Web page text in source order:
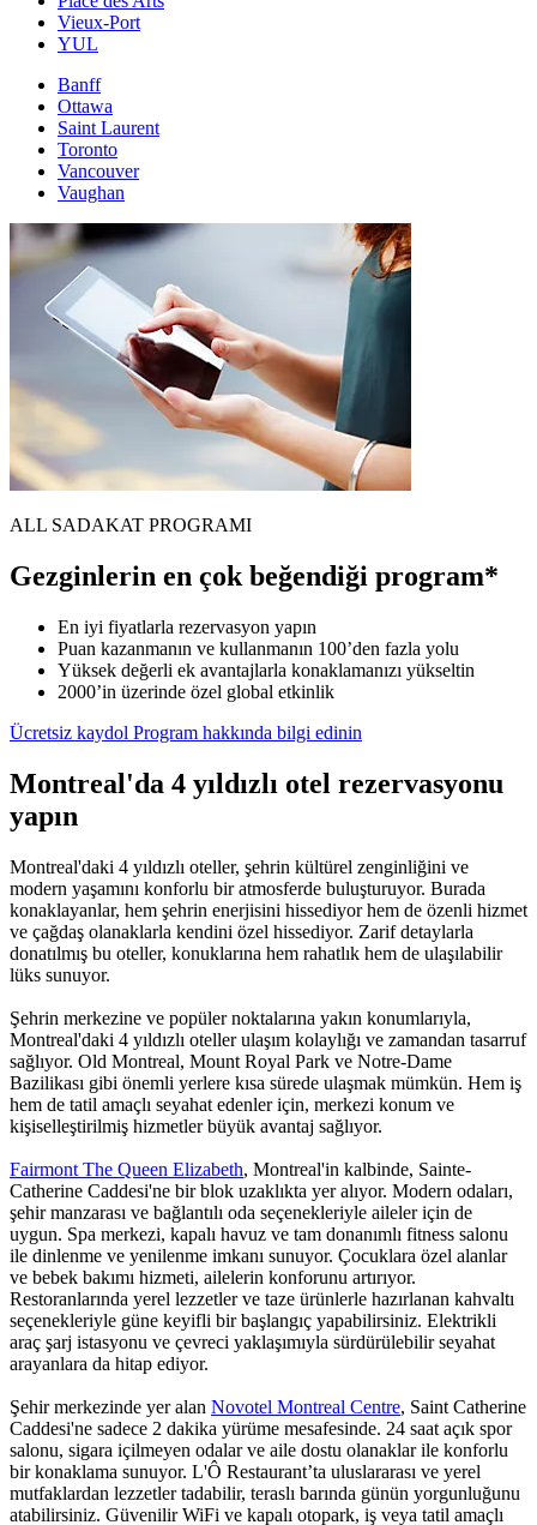
Vieux-Port
YUL
Banff
Ottawa
Saint Laurent
Toronto
Vancouver
Vaughan
ALL SADAKAT PROGRAMI
Gezginlerin en çok beğendiği program*
En iyi fiyatlarla rezervasyon yapın
Puan kazanmanın ve kullanmanın 100’den fazla yolu
Yüksek değerli ek avantajlarla konaklamanızı yükseltin
2000’in üzerinde özel global etkinlik
Ücretsiz kaydol Program hakkında bilgi edinin
Montreal'da 4 yıldızlı otel rezervasyonu
yapın
Montreal'daki 4 yıldızlı oteller, şehrin kültürel zenginliğini ve
modern yaşamını konforlu bir atmosferde buluşturuyor. Burada
konaklayanlar, hem şehrin enerjisini hissediyor hem de özenli hizmet
ve çağdaş olanaklarla kendini özel hissediyor. Zarif detaylarla
donatılmış bu oteller, konuklarına hem rahatlık hem de ulaşılabilir
lüks sunuyor.
Şehrin merkezine ve popüler noktalarına yakın konumlarıyla,
Montreal'daki 4 yıldızlı oteller ulaşım kolaylığı ve zamandan tasarruf
sağlıyor. Old Montreal, Mount Royal Park ve Notre-Dame
Bazilikası gibi önemli yerlere kısa sürede ulaşmak mümkün. Hem iş
hem de tatil amaçlı seyahat edenler için, merkezi konum ve
kişiselleştirilmiş hizmetler büyük avantaj sağlıyor.
Fairmont The Queen Elizabeth, Montreal'in kalbinde, Sainte-
Catherine Caddesi'ne bir blok uzaklıkta yer alıyor. Modern odaları,
şehir manzarası ve bağlantılı oda seçenekleriyle aileler için de
uygun. Spa merkezi, kapalı havuz ve tam donanımlı fitness salonu
ile dinlenme ve yenilenme imkanı sunuyor. Çocuklara özel alanlar
ve bebek bakımı hizmeti, ailelerin konforunu artırıyor.
Restoranlarında yerel lezzetler ve taze ürünlerle hazırlanan kahvaltı
seçenekleriyle güne keyifli bir başlangıç yapabilirsiniz. Elektrikli
araç şarj istasyonu ve çevreci yaklaşımıyla sürdürülebilir seyahat
arayanlara da hitap ediyor.
Şehir merkezinde yer alan Novotel Montreal Centre, Saint Catherine
Caddesi'ne sadece 2 dakika yürüme mesafesinde. 24 saat açık spor
salonu, sigara içilmeyen odalar ve aile dostu olanaklar ile konforlu
bir konaklama sunuyor. L'Ô Restaurant’ta uluslararası ve yerel
mutfaklardan lezzetler tadabilir, teraslı barında günün yorgunluğunu
atabilirsiniz. Güvenilir WiFi ve kapalı otopark, iş veya tatil amaçlı